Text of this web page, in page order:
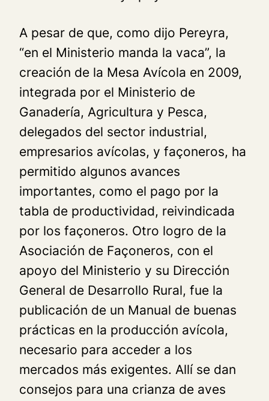
A pesar de que, como dijo Pereyra,
“en el Ministerio manda la vaca”, la
creación de la Mesa Avícola en 2009,
integrada por el Ministerio de
Ganadería, Agricultura y Pesca,
delegados del sector industrial,
empresarios avícolas, y façoneros, ha
permitido algunos avances
importantes, como el pago por la
tabla de productividad, reivindicada
por los façoneros. Otro logro de la
Asociación de Façoneros, con el
apoyo del Ministerio y su Dirección
General de Desarrollo Rural, fue la
publicación de un Manual de buenas
prácticas en la producción avícola,
necesario para acceder a los
mercados más exigentes. Allí se dan
consejos para una crianza de aves